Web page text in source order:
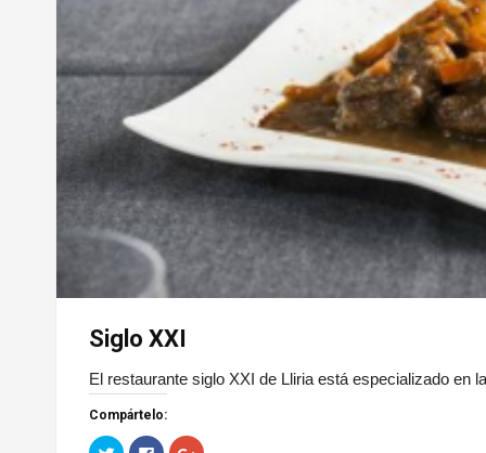
Siglo XXI
El restaurante siglo XXI de Lliria está especializado en
Compártelo: